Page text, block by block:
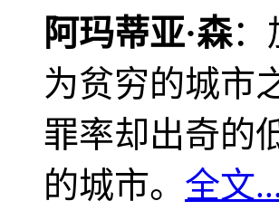
阿玛蒂亚·森：
为贫穷的城市
罪率却出奇的
的城市。 全文